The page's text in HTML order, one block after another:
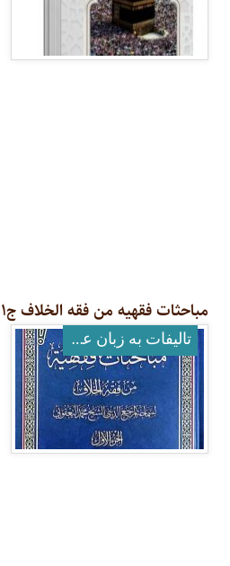
مباحثات فقهیه من فقه الخلاف ج۱ الطبعه الثانیه
تالیفات به زبان عربی